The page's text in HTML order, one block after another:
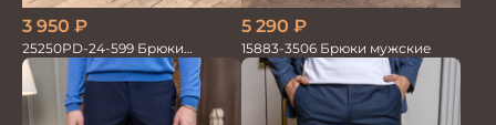
3 950 ₽
25250PD-24-599 Брюки
мужские
5 290 ₽
15883-3506 Брюки мужские